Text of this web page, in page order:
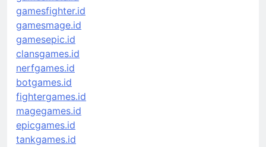
gamesfighter.id
gamesmage.id
gamesepic.id
clansgames.id
nerfgames.id
botgames.id
fightergames.id
magegames.id
epicgames.id
tankgames.id